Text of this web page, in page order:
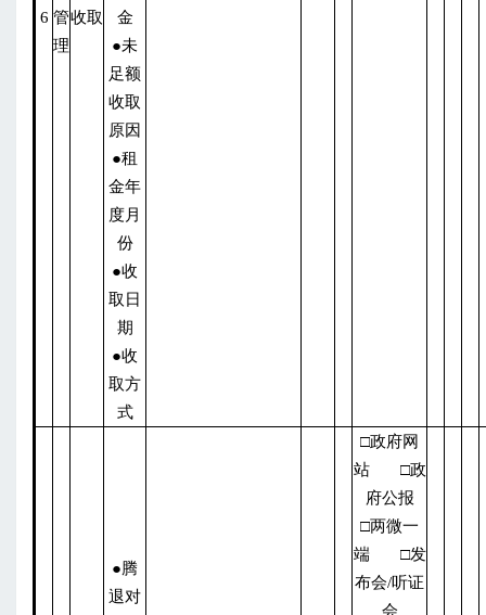
6 管
理
收取
金
●未
足额
收取
原因
●租
金年
度月
份
●收
取日
期
●收
取方
式
●腾
退对
□政府网
站 □政
府公报
□两微一
端 □发
布会/听证
会